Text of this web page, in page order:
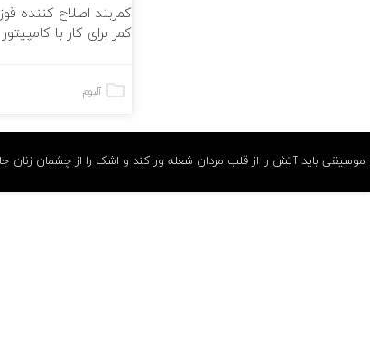
کمربند اصلاح کننده قوز
کمر برای کار با کامپیتور
آلبوم
موسیقی باید آتش را از قلب مردان شعله ور کند و اشک را از چشمان زنان